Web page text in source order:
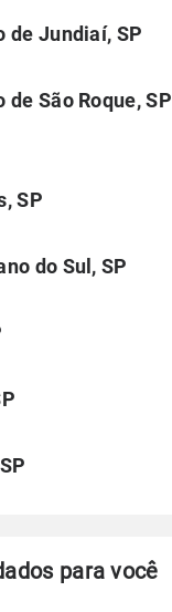
de Jundiaí, SP
de São Roque, SP
SP
do Sul, SP
para você